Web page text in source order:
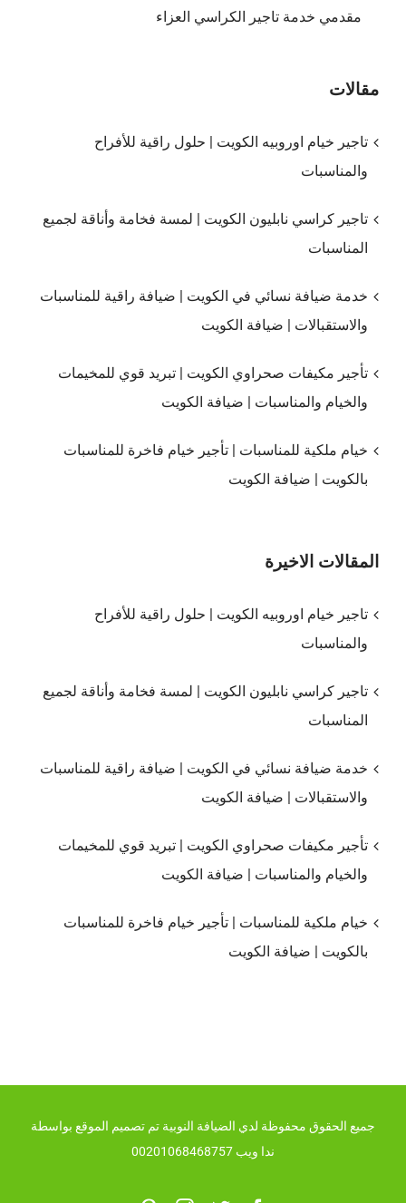
مقدمي خدمة تاجير الكراسي العزاء
مقالات
تاجير خيام اوروبيه الكويت | حلول راقية للأفراح
والمناسبات
تاجير كراسي نابليون الكويت | لمسة فخامة وأناقة لجميع
المناسبات
خدمة ضيافة نسائي في الكويت | ضيافة راقية للمناسبات
والاستقبالات | ضيافة الكويت
تأجير مكيفات صحراوي الكويت | تبريد قوي للمخيمات
والخيام والمناسبات | ضيافة الكويت
خيام ملكية للمناسبات | تأجير خيام فاخرة للمناسبات
بالكويت | ضيافة الكويت
المقالات الاخيرة
تاجير خيام اوروبيه الكويت | حلول راقية للأفراح
والمناسبات
تاجير كراسي نابليون الكويت | لمسة فخامة وأناقة لجميع
المناسبات
خدمة ضيافة نسائي في الكويت | ضيافة راقية للمناسبات
والاستقبالات | ضيافة الكويت
تأجير مكيفات صحراوي الكويت | تبريد قوي للمخيمات
والخيام والمناسبات | ضيافة الكويت
خيام ملكية للمناسبات | تأجير خيام فاخرة للمناسبات
بالكويت | ضيافة الكويت
جميع الحقوق محفوظة لدي الضيافة النوبية تم تصميم الموقع بواسطة
ندا ويب 00201068468757